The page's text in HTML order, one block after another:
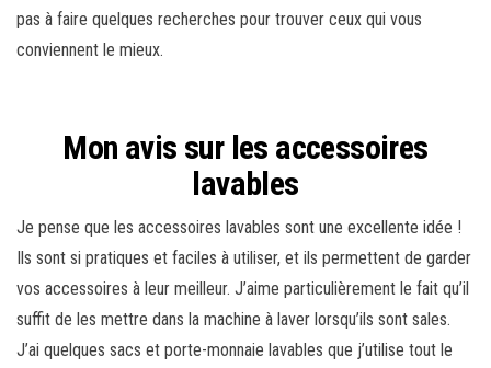
pas à faire quelques recherches pour trouver ceux qui vous
conviennent le mieux.
Mon avis sur les accessoires
lavables
Je pense que les accessoires lavables sont une excellente idée !
Ils sont si pratiques et faciles à utiliser, et ils permettent de garder
vos accessoires à leur meilleur. J’aime particulièrement le fait qu’il
suffit de les mettre dans la machine à laver lorsqu’ils sont sales.
J’ai quelques sacs et porte-monnaie lavables que j’utilise tout le